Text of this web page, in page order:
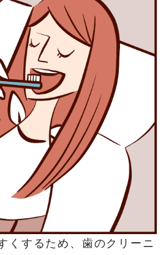
くするため、歯のクリーニ